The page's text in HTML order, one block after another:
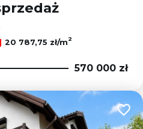
20 787,75 zł/m2
570 000 zł